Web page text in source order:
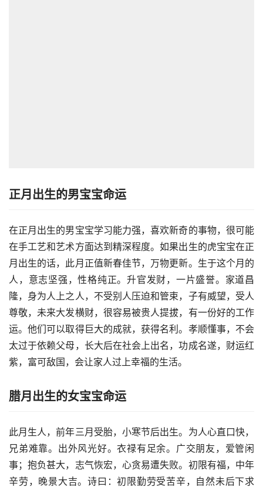
正月出生的男宝宝命运
在正月出生的男宝宝学习能力强，喜欢新奇的事物，很可能
在手工艺和艺术方面达到精深程度。如果出生的虎宝宝在正
月出生的话，此月正值新春佳节，万物更新。生于这个月的
人，意志坚强，性格纯正。升官发财，一片盛誉。家道昌
隆，身为人上之人，不受别人压迫和管束，子有威望，受人
尊敬，未来大发横财，很容易被贵人提拔，有一份好的工作
运。他们可以取得巨大的成就，获得名利。孝顺懂事，不会
太过于依赖父母，长大后在社会上出名，功成名遂，财运红
紫，富可敌国，会让家人过上幸福的生活。
腊月出生的女宝宝命运
此月生人，前年三月受胎，小寒节后出生。为人心直口快，
兄弟难靠。出外风光好。衣禄有足余。广交朋友，爱管闲
事；抱负甚大，志气恢宏，心贪易遭失败。初限有福，中年
辛劳，晚景大吉。诗曰：初限勤劳受苦辛，自然未后下求